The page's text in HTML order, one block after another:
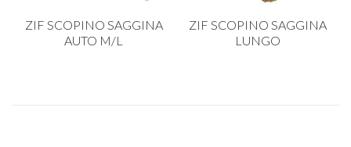
CARTA
ZIF SCOPINO SAGGINA
AUTO M/L
ZIF SCOPINO SAGGINA
LUNGO